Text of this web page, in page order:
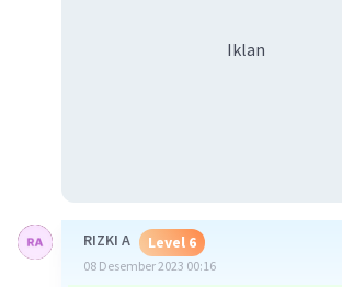
Iklan
RIZKI A Level 6
08 Desember 2023 00:16